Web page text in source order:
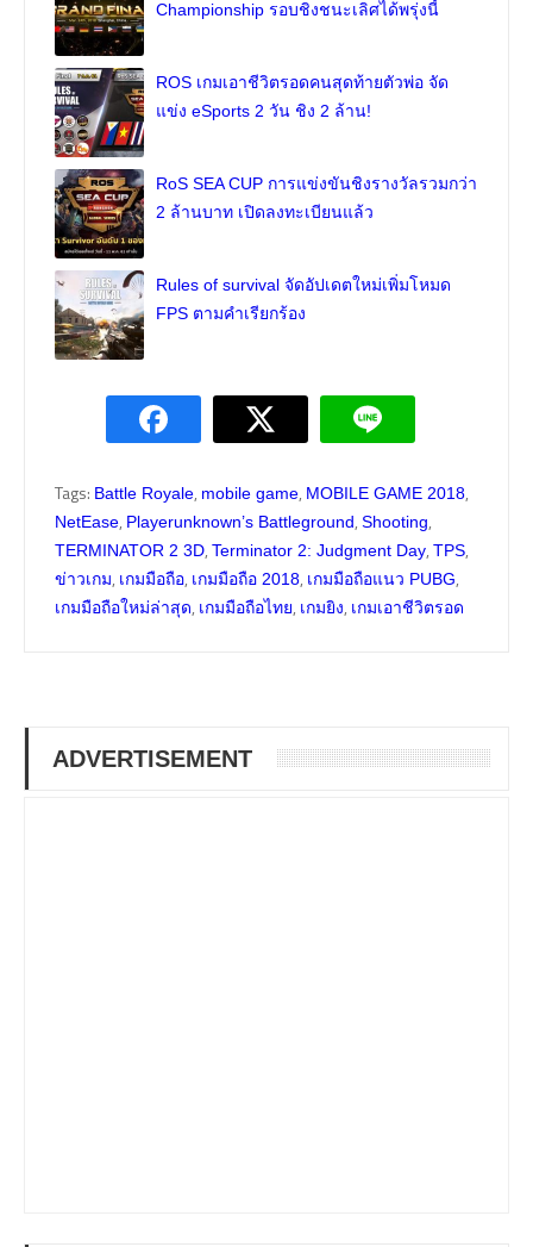
Championship รอบชิงชนะเลิศได้พรุ่งนี้
ROS เกมเอาชีวิตรอดคนสุดท้ายตัวพ่อ จัด
แข่ง eSports 2 วัน ชิง 2 ล้าน!
RoS SEA CUP การแข่งขันชิงรางวัลรวมกว่า
2 ล้านบาท เปิดลงทะเบียนแล้ว
Rules of survival จัดอัปเดตใหม่เพิ่มโหมด
FPS ตามคำเรียกร้อง
Tags: Battle Royale, mobile game, MOBILE GAME 2018,
NetEase, Playerunknown’s Battleground, Shooting,
TERMINATOR 2 3D, Terminator 2: Judgment Day, TPS,
ข่าวเกม, เกมมือถือ, เกมมือถือ 2018, เกมมือถือแนว PUBG,
เกมมือถือใหม่ล่าสุด, เกมมือถือไทย, เกมยิง, เกมเอาชีวิตรอด
ADVERTISEMENT